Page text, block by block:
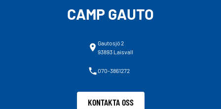
CAMP GAUTO
Gautosjö 2
93893 Laisvall
070-3861272
KONTAKTA OSS